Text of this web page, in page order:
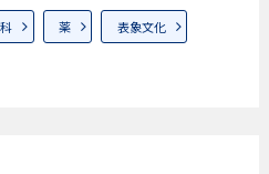
薬 表象文化